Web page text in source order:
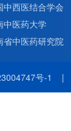
中西医结合学会
中医药大学
省中医药研究院
号-1 |